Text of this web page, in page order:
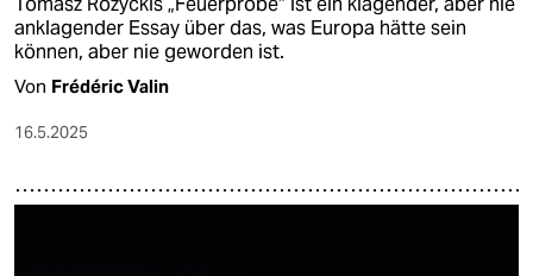
anklagender Essay über das, was Europa hätte sein
können, aber nie geworden ist.
Von Frédéric Valin
16.5.2025